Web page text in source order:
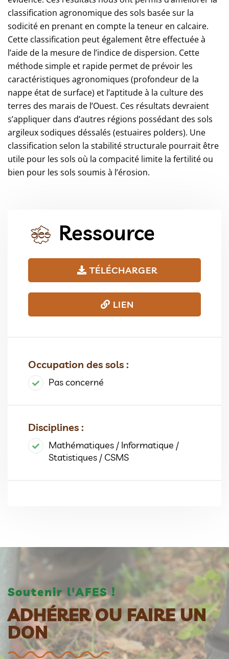
classification agronomique des sols basée sur la
sodicité en prenant en compte la teneur en calcaire.
Cette classification peut également être effectuée à
l’aide de la mesure de l’indice de dispersion. Cette
méthode simple et rapide permet de prévoir les
caractéristiques agronomiques (profondeur de la
nappe état de surface) et l’aptitude à la culture des
terres des marais de l’Ouest. Ces résultats devraient
s’appliquer dans d’autres régions possédant des sols
argileux sodiques déssalés (estuaires polders). Une
classification selon la stabilité structurale pourrait être
utile pour les sols où la compacité limite la fertilité ou
bien pour les sols soumis à l’érosion.
Ressource
TÉLÉCHARGER
LIEN
Occupation des sols :
Pas concerné
Disciplines :
Mathématiques / Informatique /
Statistiques / CSMS
Soutenir l'AFES !
ADHÉRER OU FAIRE UN
DON